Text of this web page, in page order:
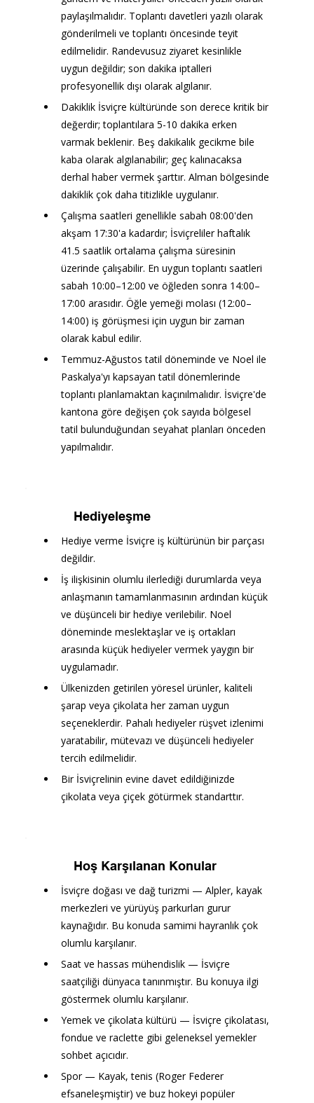
Hoş Karşılanan Konular
İsviçre doğası ve dağ turizmi — Alpler, kayak
merkezleri ve yürüyüş parkurları gurur
kaynağıdır. Bu konuda samimi hayranlık çok
olumlu karşılanır.
Saat ve hassas mühendislik — İsviçre
saatçiliği dünyaca tanınmıştır. Bu konuya ilgi
göstermek olumlu karşılanır.
Yemek ve çikolata kültürü — İsviçre çikolatası,
fondue ve raclette gibi geleneksel yemekler
sohbet açıcıdır.
Spor — Kayak, tenis (Roger Federer
efsaneleşmiştir) ve buz hokeyi popüler
Hediyeleşme
Hediye verme İsviçre iş kültürünün bir parçası
değildir.
İş ilişkisinin olumlu ilerlediği durumlarda veya
anlaşmanın tamamlanmasının ardından küçük
ve düşünceli bir hediye verilebilir. Noel
döneminde meslektaşlar ve iş ortakları
arasında küçük hediyeler vermek yaygın bir
uygulamadır.
Ülkenizden getirilen yöresel ürünler, kaliteli
şarap veya çikolata her zaman uygun
seçeneklerdir. Pahalı hediyeler rüşvet izlenimi
yaratabilir, mütevazı ve düşünceli hediyeler
tercih edilmelidir.
Bir İsviçrelinin evine davet edildiğinizde
çikolata veya çiçek götürmek standarttır.
paylaşılmalıdır. Toplantı davetleri yazılı olarak
gönderilmeli ve toplantı öncesinde teyit
edilmelidir. Randevusuz ziyaret kesinlikle
uygun değildir; son dakika iptalleri
profesyonellik dışı olarak algılanır.
Dakiklik İsviçre kültüründe son derece kritik bir
değerdir; toplantılara 5-10 dakika erken
varmak beklenir. Beş dakikalık gecikme bile
kaba olarak algılanabilir; geç kalınacaksa
derhal haber vermek şarttır. Alman bölgesinde
dakiklik çok daha titizlikle uygulanır.
Çalışma saatleri genellikle sabah 08:00'den
akşam 17:30'a kadardır; İsviçreliler haftalık
41.5 saatlik ortalama çalışma süresinin
üzerinde çalışabilir. En uygun toplantı saatleri
sabah 10:00–12:00 ve öğleden sonra 14:00–
17:00 arasıdır. Öğle yemeği molası (12:00–
14:00) iş görüşmesi için uygun bir zaman
olarak kabul edilir.
Temmuz-Ağustos tatil döneminde ve Noel ile
Paskalya'yı kapsayan tatil dönemlerinde
toplantı planlamaktan kaçınılmalıdır. İsviçre'de
kantona göre değişen çok sayıda bölgesel
tatil bulunduğundan seyahat planları önceden
yapılmalıdır.